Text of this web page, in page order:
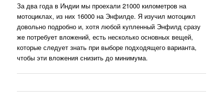
За два года в Индии мы проехали 21000 километров на
мотоциклах, из них 16000 на Энфилде. Я изучил мотоцикл
довольно подробно и, хотя любой купленный Энфилд сразу
же потребует вложений, есть несколько основных вещей,
которые следует знать при выборе подходящего варианта,
чтобы эти вложения снизить до минимума.